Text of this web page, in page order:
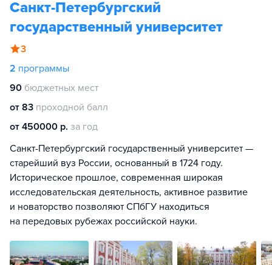
Санкт-Петербургский
государственный университет
3
2 программы
90 бюджетных мест
от 83 проходной балл
от 450000 р. за год
Санкт-Петербургский государственный университет —
старейший вуз России, основанный в 1724 году.
Историческое прошлое, современная широкая
исследовательская деятельность, активное развитие
и новаторство позволяют СПбГУ находиться
на передовых рубежах российской науки.